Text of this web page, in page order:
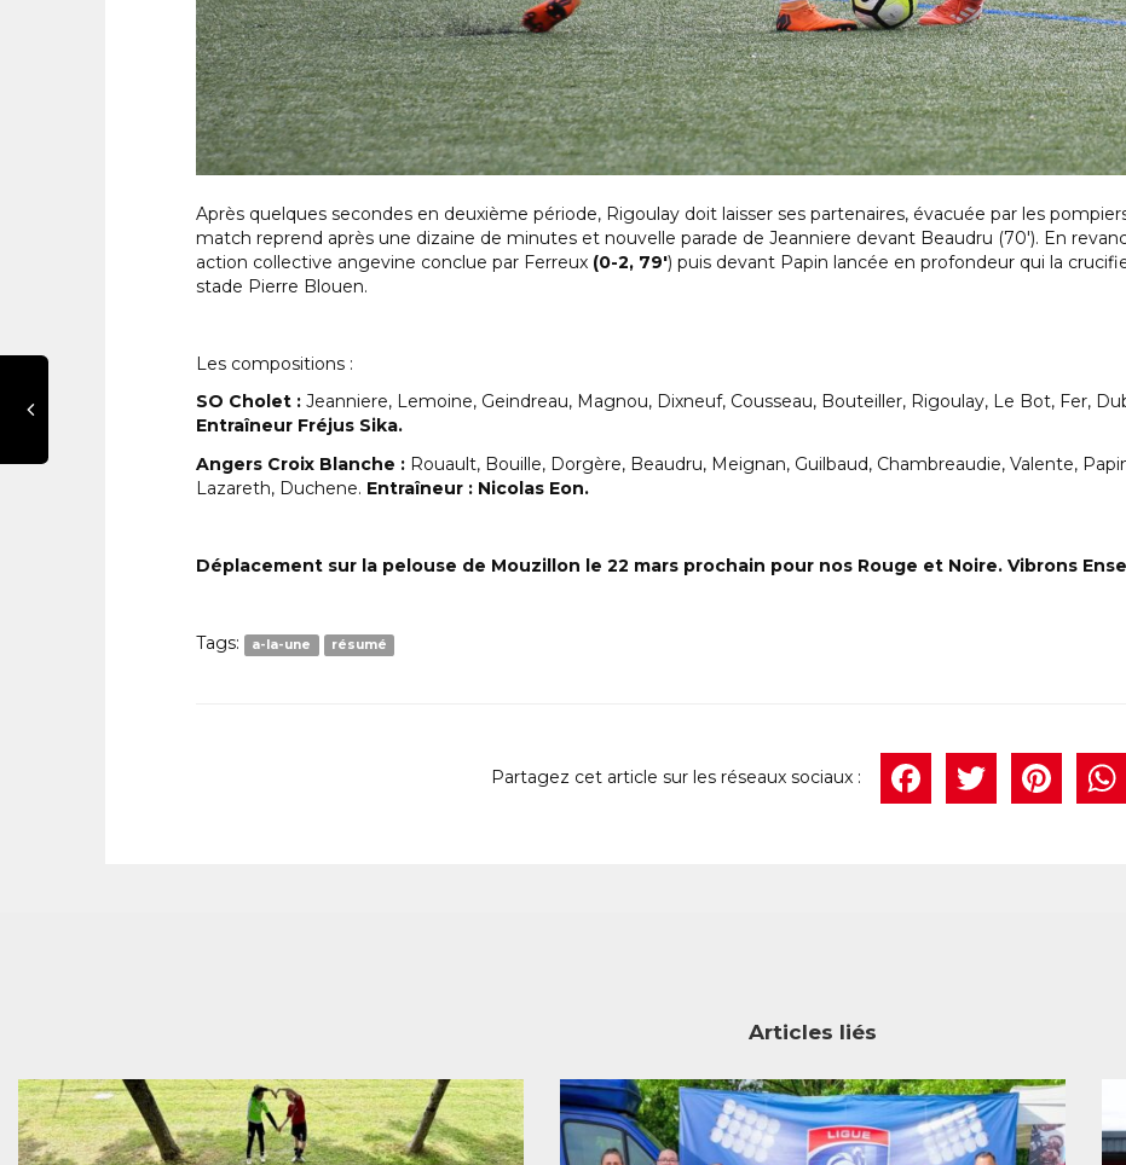
Après quelques secondes en deuxième période, Rigoulay doit laisser ses partenaires, évacuée par les
match reprend après une dizaine de minutes et nouvelle parade de Jeanniere devant Beaudru (70′). En
action collective angevine conclue par Ferreux (0-2, 79′) puis devant Papin lancée en profondeur qui la
stade Pierre Blouen.
Les compositions :
SO Cholet : Jeanniere, Lemoine, Geindreau, Magnou, Dixneuf, Cousseau, Bouteiller, Rigoulay, Le Bot, Fer,
Entraîneur Fréjus Sika.
Angers Croix Blanche : Rouault, Bouille, Dorgère, Beaudru, Meignan, Guilbaud, Chambreaudie, Valente,
Lazareth, Duchene. Entraîneur : Nicolas Eon.
Déplacement sur la pelouse de Mouzillon le 22 mars prochain pour nos Rouge et Noire. Vibrons
Tags: a-la-une résumé
Articles liés